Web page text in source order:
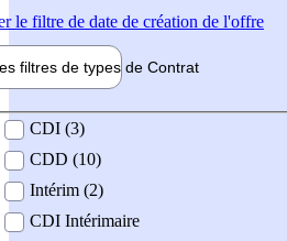
le filtre de date de création de l'offre
filtres de types de Contrat
contrat
CDI (3)
CDD (10)
Intérim (2)
CDI Intérimaire